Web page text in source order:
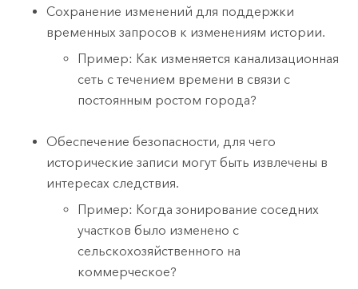
Сохранение изменений для поддержки
временных запросов к изменениям истории.
Пример: Как изменяется канализационная
сеть с течением времени в связи с
постоянным ростом города?
Обеспечение безопасности, для чего
исторические записи могут быть извлечены в
интересах следствия.
Пример: Когда зонирование соседних
участков было изменено с
сельскохозяйственного на
коммерческое?